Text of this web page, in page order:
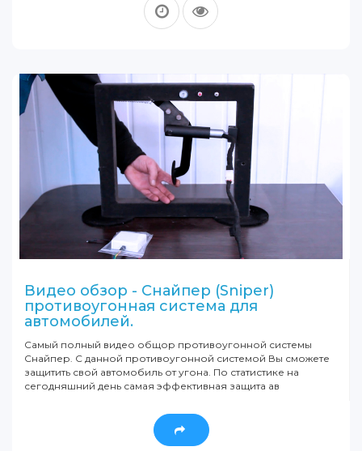
Видео обзор - Снайпер (Sniper)
противоугонная система для
автомобилей.
Самый полный видео общор противоугонной системы
Снайпер. С данной противоугонной системой Вы сможете
защитить свой автомобиль от угона. По статистике на
сегодняшний день самая эффективная защита ав